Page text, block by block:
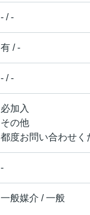
- / -
有 / -
- / -
必加入
その他
都度お問い合わせく
-
一般媒介 / 一般